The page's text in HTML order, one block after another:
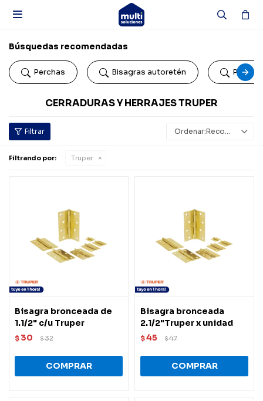

Búsquedas recomendadas
Perchas Bisagras autoretén
CERRADURAS Y HERRAJES TRUPER
Recomendados
Filtrando por: Truper
Bisagra bronceada de
1.1/2" c/u Truper
$ 30 $32
Bisagra bronceada
2.1/2"Truper x unidad
$45 $47